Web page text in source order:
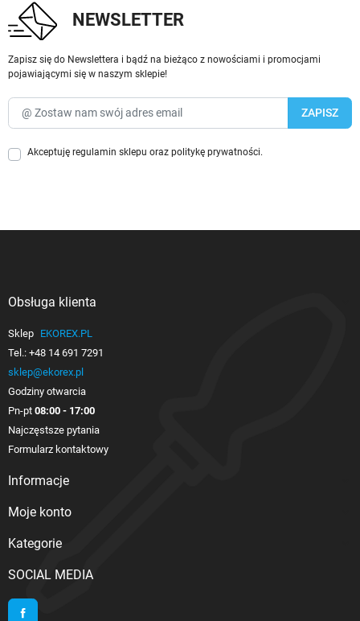
NEWSLETTER
Zapisz się do Newslettera i bądź na bieżąco z nowościami i promocjami
pojawiającymi się w naszym sklepie!
Akceptuję regulamin sklepu oraz politykę prywatności.
Obsługa klienta
Sklep EKOREX.PL
Tel.: +48 14 691 7291
sklep@ekorex.pl
Godziny otwarcia
Pn-pt 08:00 - 17:00
Najczęstsze pytania
Formularz kontaktowy
Informacje
Moje konto
Kategorie
SOCIAL MEDIA